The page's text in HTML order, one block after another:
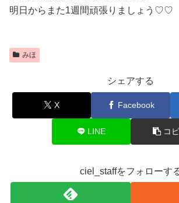
明日からまた1週間頑張りましょう♡ ♡
みほ
シェアする
X Facebook
LINE コ
ciel_staffをフォローす